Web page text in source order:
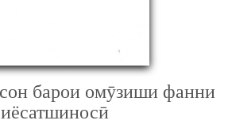
барои омӯзиши фанни